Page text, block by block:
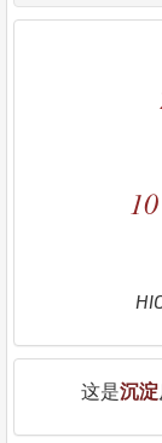
10
HI
这是沉淀